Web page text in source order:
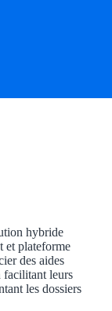
hybride
et plateforme
des aides
facilitant leurs
les dossiers